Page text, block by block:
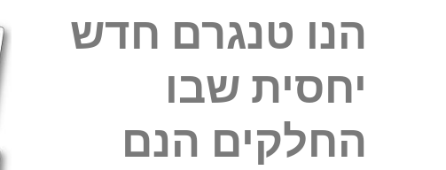
הנו טנגרם חדש
יחסית שבו
החלקים הנם